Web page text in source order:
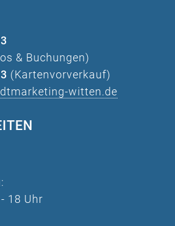
& Buchungen)
(Kartenvorverkauf)
witten.de
18 Uhr